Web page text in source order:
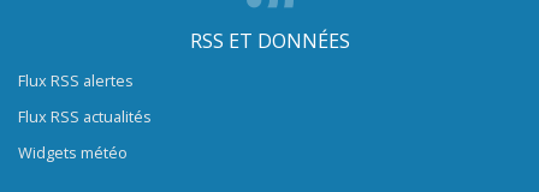
RSS ET DONNÉES
Flux RSS alertes
Flux RSS actualités
Widgets météo